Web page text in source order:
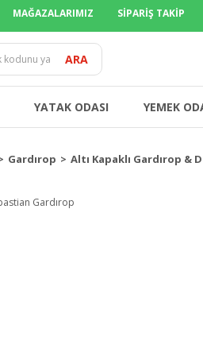
MAĞAZALARIMIZ SİPARİŞ TAKİP
TÜM
ARA
YATAK ODASI YEMEK
Gardırop Altı Kapaklı Gardırop &